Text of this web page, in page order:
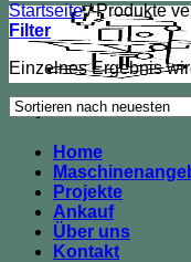
Home
Projekte
Ankauf
Über uns
Kontakt
Startseite /Produkte
Filter
Einzelnes Ergebnis